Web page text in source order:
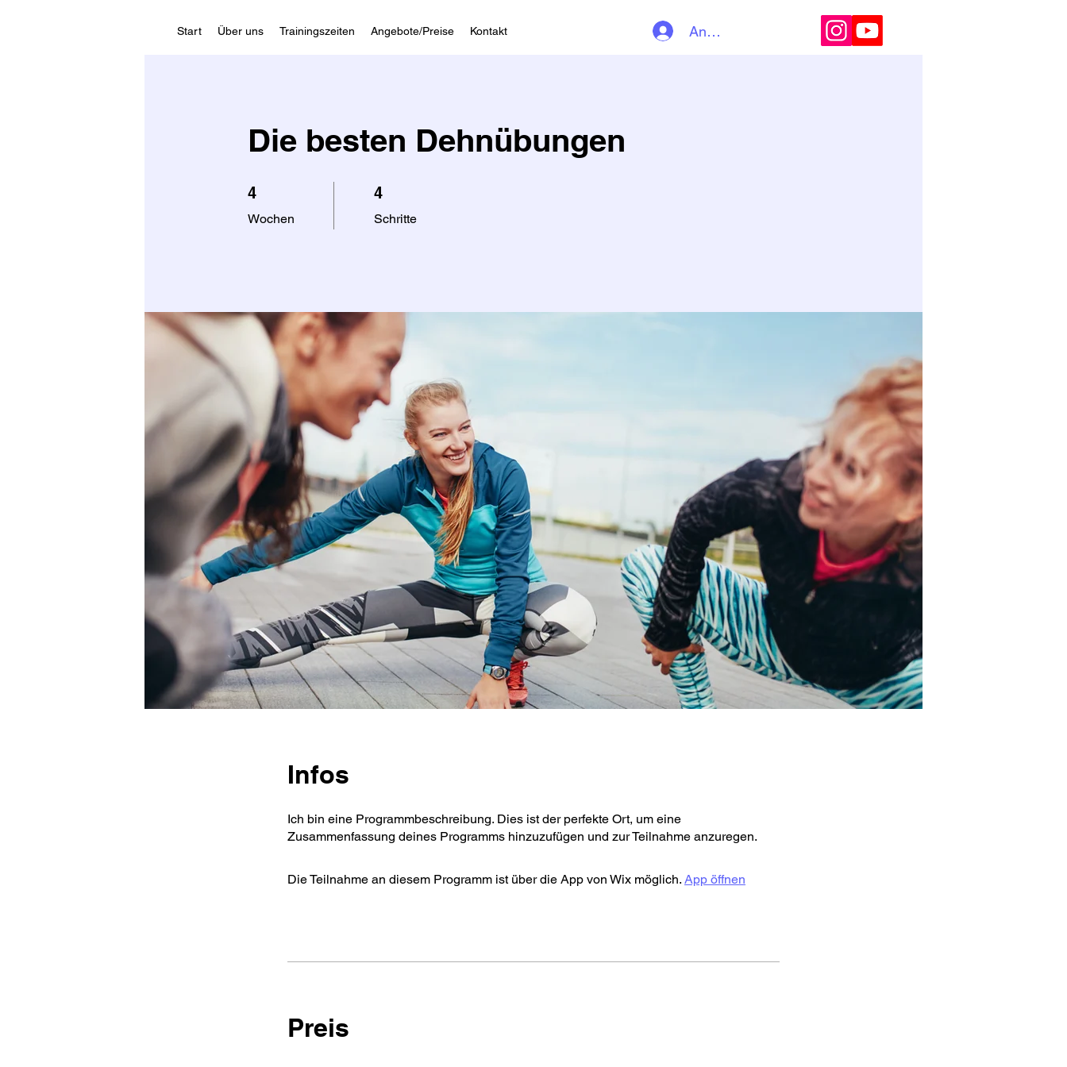
Start Über uns Trainingszeiten Angebote/Preise Kontakt Anmelden
Die besten Dehnübungen
4
Wochen
4 Wochen 4
Schritte
4 Schritte
Infos
Ich bin eine Programmbeschreibung. Dies ist der perfekte Ort, um eine
Zusammenfassung deines Programms hinzuzufügen und zur Teilnahme anzuregen.
Die Teilnahme an diesem Programm ist über die App von Wix möglich. App öffnen
Preis